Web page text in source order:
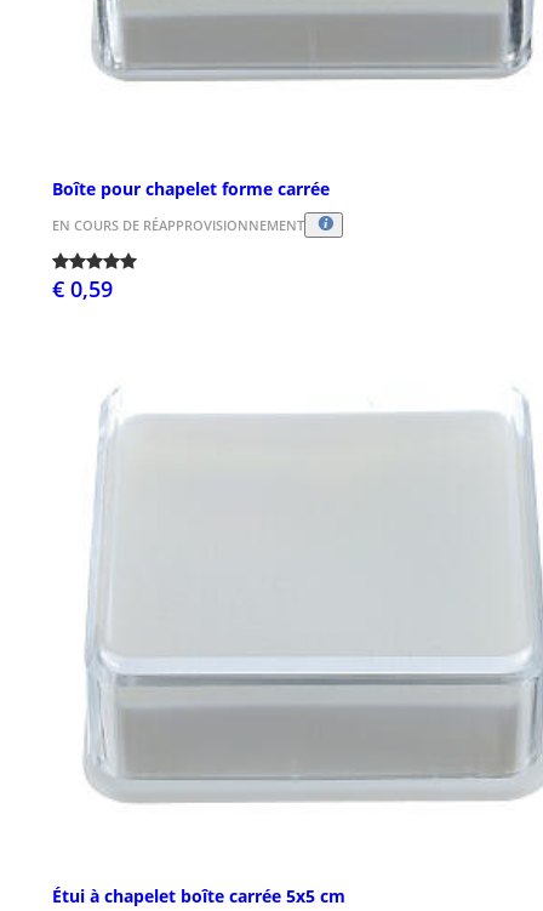
Boîte pour chapelet forme carrée
EN COURS DE RÉAPPROVISIONNEMENT
€ 0,59
Étui à chapelet boîte carrée 5x5 cm